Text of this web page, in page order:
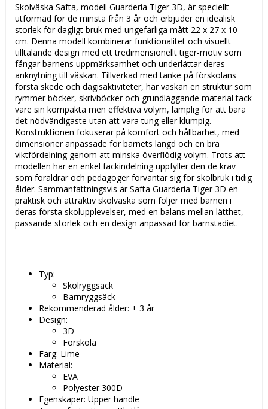
Skolväska Safta, modell Guardería Tiger 3D, är speciellt
utformad för de minsta från 3 år och erbjuder en idealisk
storlek för dagligt bruk med ungefärliga mått 22 x 27 x 10
cm. Denna modell kombinerar funktionalitet och visuellt
tilltalande design med ett tredimensionellt tiger-motiv som
fångar barnens uppmärksamhet och underlättar deras
anknytning till väskan. Tillverkad med tanke på förskolans
första skede och dagisaktiviteter, har väskan en struktur som
rymmer böcker, skrivböcker och grundläggande material tack
vare sin kompakta men effektiva volym, lämplig för att bära
det nödvändigaste utan att vara tung eller klumpig.
Konstruktionen fokuserar på komfort och hållbarhet, med
dimensioner anpassade för barnets längd och en bra
viktfördelning genom att minska överflödig volym. Trots att
modellen har en enkel fackindelning uppfyller den de krav
som föräldrar och pedagoger förväntar sig för skolbruk i tidig
ålder. Sammanfattningsvis är Safta Guarderia Tiger 3D en
praktisk och attraktiv skolväska som följer med barnen i
deras första skolupplevelser, med en balans mellan lätthet,
passande storlek och en design anpassad för barnstadiet.
Typ:
Skolryggsäck
Barnryggsäck
Rekommenderad ålder: + 3 år
Design:
3D
Förskola
Färg: Lime
Material:
EVA
Polyester 300D
Egenskaper: Upper handle